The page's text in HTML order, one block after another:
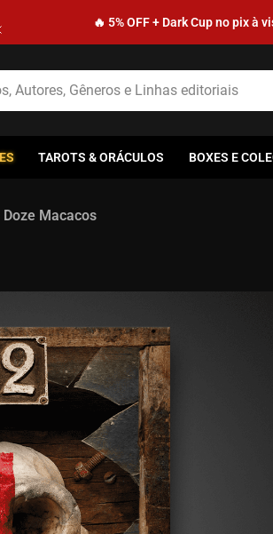
🔥 5% OFF + Dark Cup no pix à
Gêneros e Linhas editoriais
TAROTS & ORÁCULOS BOXES E
Doze Macacos